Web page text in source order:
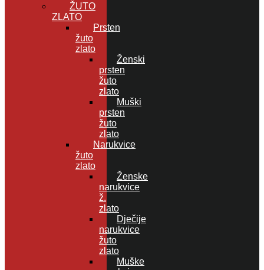
ŽUTO
ZLATO
Prsten
žuto
zlato
Ženski
prsten
žuto
zlato
Muški
prsten
žuto
zlato
Narukvice
žuto
zlato
Ženske
narukvice
ž.
zlato
Dječije
narukvice
žuto
zlato
Muške